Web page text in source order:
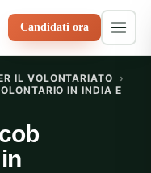
Candidati ora
IL VOLONTARIATO
›
IN INDIA E